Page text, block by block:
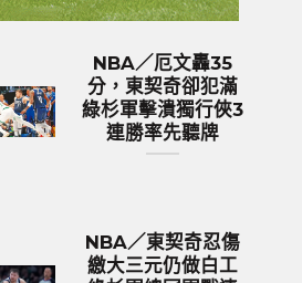
NBA／厄文轟35
分，東契奇卻犯滿
綠杉軍擊潰獨行俠3
連勝率先聽牌
NBA／東契奇忍傷
繳大三元仍做白工